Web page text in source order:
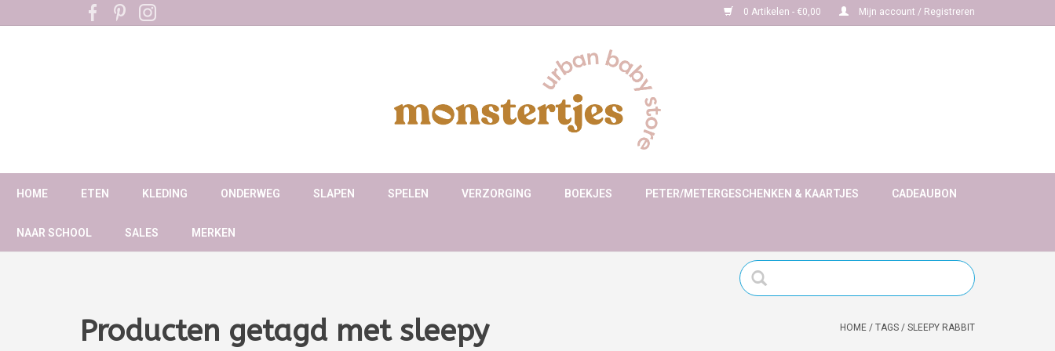
0 Artikelen - €0,00 Mijn account / Registreren
HOME ETEN KLEDING ONDERWEG SLAPEN SPELEN VERZORGING BOEKJES PETER/METERGESCHENKEN & KAARTJES CADEAUBON
NAAR SCHOOL SALES MERKEN
Producten getagd met sleepy
HOME / TAGS / SLEEPY RABBIT